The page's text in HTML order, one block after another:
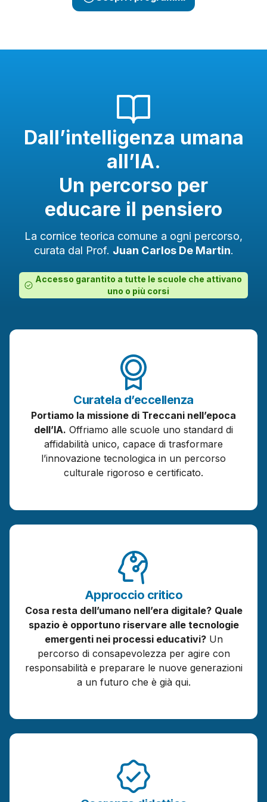
Dall’intelligenza umana
all’IA.
Un percorso per
educare il pensiero
La cornice teorica comune a ogni percorso,
curata dal Prof. Juan Carlos De Martin.
Accesso garantito a tutte le scuole che attivano
uno o più corsi
Curatela d’eccellenza
Portiamo la missione di Treccani nell’epoca
dell’IA. Offriamo alle scuole uno standard di
affidabilità unico, capace di trasformare
l’innovazione tecnologica in un percorso
culturale rigoroso e certificato.
Approccio critico
Cosa resta dell’umano nell’era digitale? Quale
spazio è opportuno riservare alle tecnologie
emergenti nei processi educativi?Un
percorso di consapevolezza per agire con
responsabilità e preparare le nuove generazioni
a un futuro che è già qui.